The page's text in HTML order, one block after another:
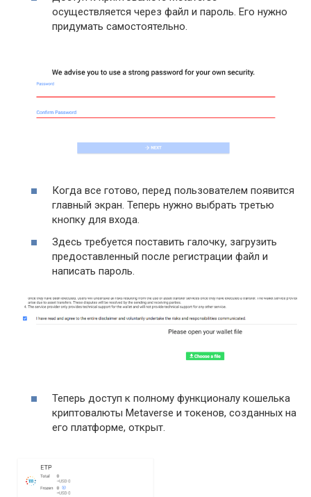
осуществляется через файл и пароль. Его нужно
придумать самостоятельно.
Когда все готово, перед пользователем появится
главный экран. Теперь нужно выбрать третью
кнопку для входа.
Здесь требуется поставить галочку, загрузить
предоставленный после регистрации файл и
написать пароль.
Теперь доступ к полному функционалу кошелька
криптовалюты Metaverse и токенов, созданных на
его платформе, открыт.